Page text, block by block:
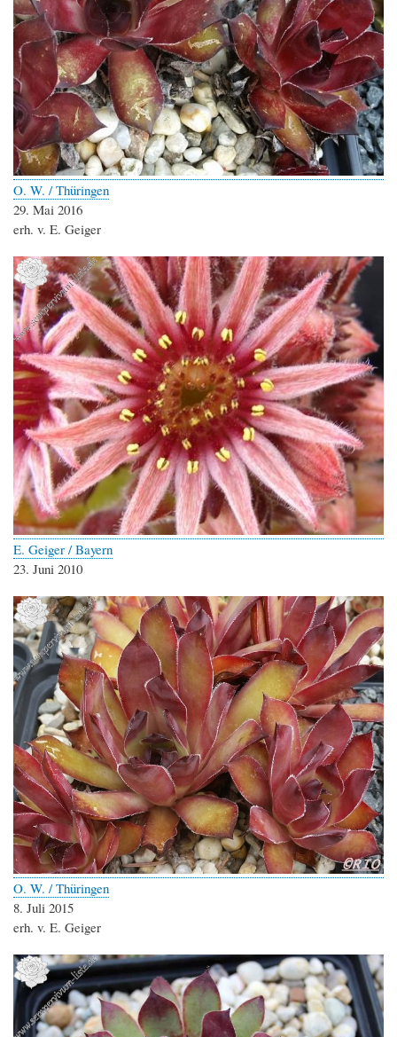
O. W. / Thüringen
29. Mai 2016
erh. v. E. Geiger
E. Geiger / Bayern
23. Juni 2010
O. W. / Thüringen
8. Juli 2015
erh. v. E. Geiger